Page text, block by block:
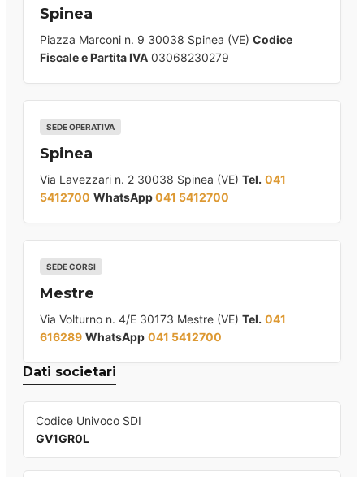
Spinea
Piazza Marconi n. 9 30038 Spinea (VE) Codice
Fiscale e Partita IVA 03068230279
SEDE OPERATIVA
Spinea
Via Lavezzari n. 2 30038 Spinea (VE) Tel. 041
5412700 WhatsApp041 5412700
SEDE CORSI
Mestre
Via Volturno n. 4/E 30173 Mestre (VE) Tel. 041
616289 WhatsApp 041 5412700
Dati societari
Codice Univoco SDI
GV1GR0L